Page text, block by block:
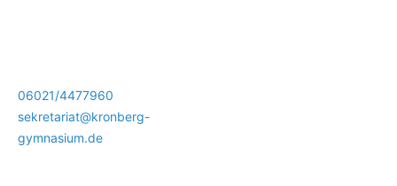
06021/4477960
sekretariat@kronberg-
gymnasium.de